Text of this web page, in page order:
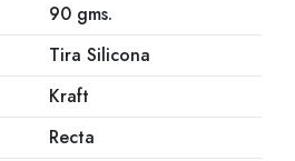
90 gms.
Tira Silicona
Kraft
Recta